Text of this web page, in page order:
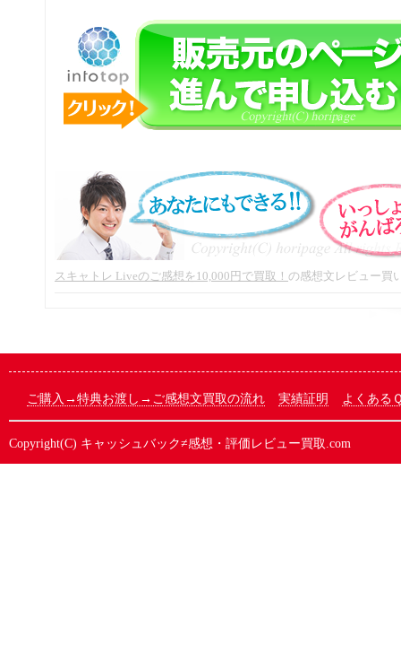
スキャトレ Liveのご感想を10,000円で買取！ の感想文レビュー買
ご購入→特典お渡し→ご感想文買取の流れ 実績証明 よくある
Copyright(C) キャッシュバック≠感想・評価レビュー買取.com